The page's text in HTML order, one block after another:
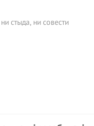
стыда, ни совести